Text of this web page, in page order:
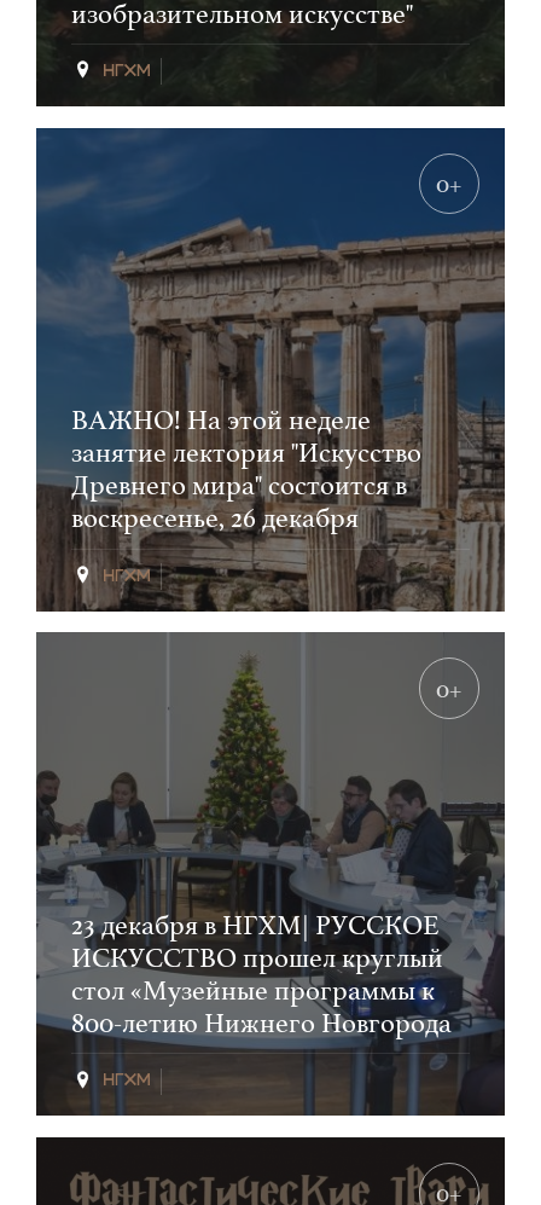
изобразительном искусстве"
0+
ВАЖНО! На этой неделе
занятие лектория "Искусство
Древнего мира" состоится в
воскресенье, 26 декабря
0+
23 декабря в НГХМ| РУССКОЕ
ИСКУССТВО прошел круглый
стол «Музейные программы к
800-летию Нижнего Новгорода
0+